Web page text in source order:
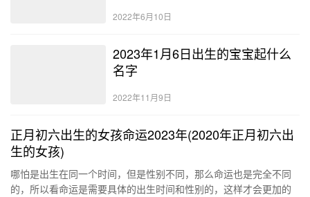
2022年6月10日
2023年1月6日出生的宝宝起什么
名字
2022年11月9日
正月初六出生的女孩命运2023年(2020年正月初六出
生的女孩)
哪怕是出生在同一个时间，但是性别不同，那么命运也是完全不同
的，所以看命运是需要具体的出生时间和性别的，这样才会更加的